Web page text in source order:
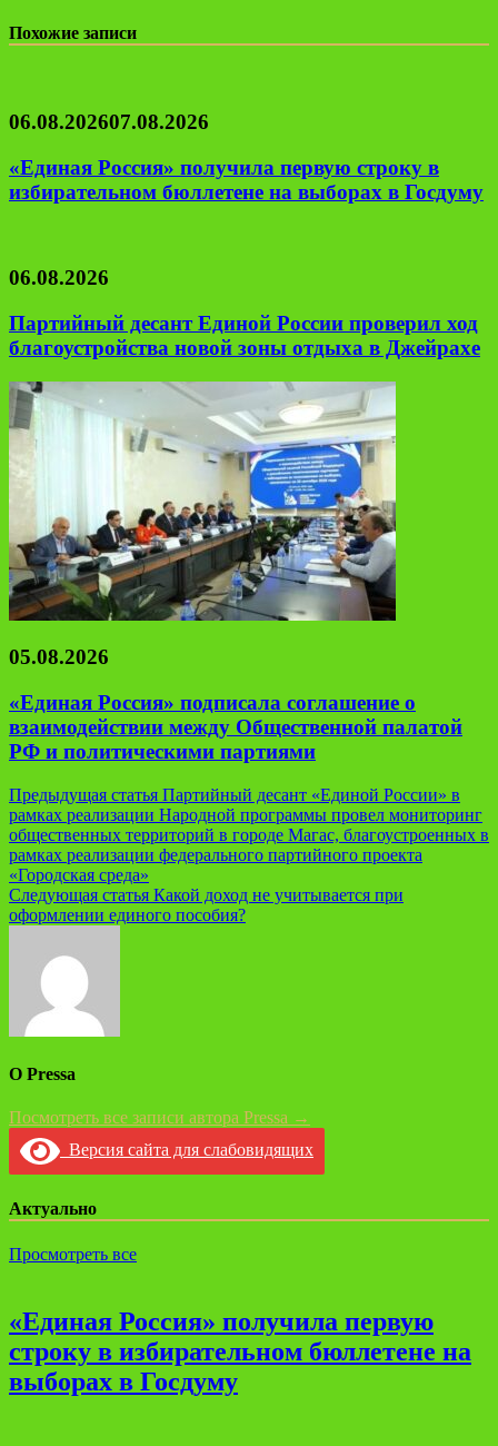
Похожие записи
06.08.202607.08.2026
«Единая Россия» получила первую строку в
избирательном бюллетене на выборах в Госдуму
06.08.2026
Партийный десант Единой России проверил ход
благоустройства новой зоны отдыха в Джейрахе
05.08.2026
«Единая Россия» подписала соглашение о
взаимодействии между Общественной палатой
РФ и политическими партиями
Навигация
по
записям
Предыдущая статья Партийный десант «Единой России» в
рамках реализации Народной программы провел мониторинг
общественных территорий в городе Магас, благоустроенных в
рамках реализации федерального партийного проекта
«Городская среда»
Следующая статья Какой доход не учитывается при
оформлении единого пособия?
О Pressa
Посмотреть все записи автора Pressa →
Версия сайта для слабовидящих
Актуально
Просмотреть все
«Единая Россия» получила первую
строку в избирательном бюллетене на
выборах в Госдуму